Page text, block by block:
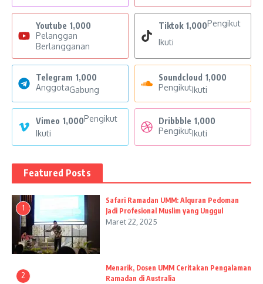
Youtube 1,000
Pelanggan
Berlangganan
Tiktok 1,000Pengikut
Ikuti
Telegram 1,000
AnggotaGabung
Soundcloud 1,000
PengikutIkuti
Vimeo 1,000Pengikut
Ikuti
Dribbble 1,000
PengikutIkuti
Featured Posts
1
Safari Ramadan UMM: Alquran Pedoman
Jadi Profesional Muslim yang Unggul
Maret 22, 2025
2
Menarik, Dosen UMM Ceritakan Pengalaman
Ramadan di Australia